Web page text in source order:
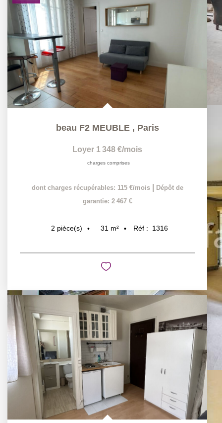
beau F2 MEUBLE , Paris
Loyer 1 348 €/mois
charges comprises
dont charges récupérables: 115 €/mois
Dépôt de
garantie: 2 467 €
2 pièce(s) 31 m² Réf : 1316